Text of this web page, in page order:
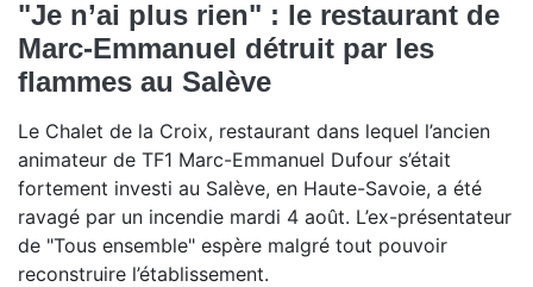
"Je n’ai plus rien" : le restaurant de
Marc-Emmanuel détruit par les
flammes au Salève
Le Chalet de la Croix, restaurant dans lequel l’ancien
animateur de TF1 Marc-Emmanuel Dufour s’était
fortement investi au Salève, en Haute-Savoie, a été
ravagé par un incendie mardi 4 août. L’ex-présentateur
de "Tous ensemble" espère malgré tout pouvoir
reconstruire l’établissement.